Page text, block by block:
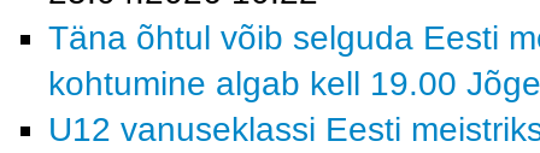
Täna õhtul võib selguda Eesti
kohtumine algab kell 19.00
U12 vanuseklassi Eesti